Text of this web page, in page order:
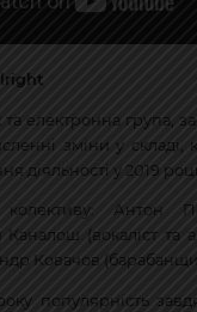
електронна група,
зміни у складі,
діяльності у 2019 році.
Антон
Каналош (вокаліст та
Ковачов
популярність